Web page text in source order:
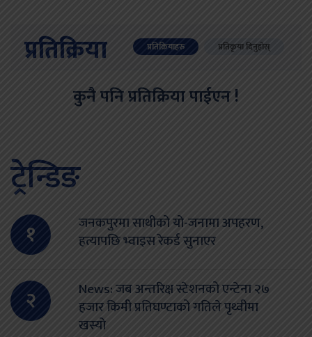
प्रतिक्रिया प्रतिक्रियाहरु प्रतिकृया दिनुहोस्
कुनै पनि प्रतिक्रिया पाईएन !
ट्रेन्डिङ
१
जनकपुरमा साथीको यो-जनामा अपहरण,
हत्यापछि भ्वाइस रेकर्ड सुनाएर
२
News: जब अन्तरिक्ष स्टेशनको एन्टेना २७
हजार किमी प्रतिघण्टाको गतिले पृथ्वीमा
खस्यो